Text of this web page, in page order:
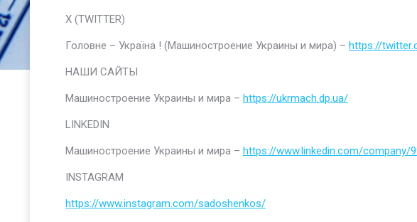
Х (TWITTER)
Головне – Україна ! (Машиностроение Украины и мира) – https://
НАШИ САЙТЫ
Машиностроение Украины и мира – https://ukrmach.dp.ua/
LINKEDIN
Машиностроение Украины и мира – https://www.linkedin.com/company/
INSTAGRAM
https://www.instagram.com/sadoshenkos/